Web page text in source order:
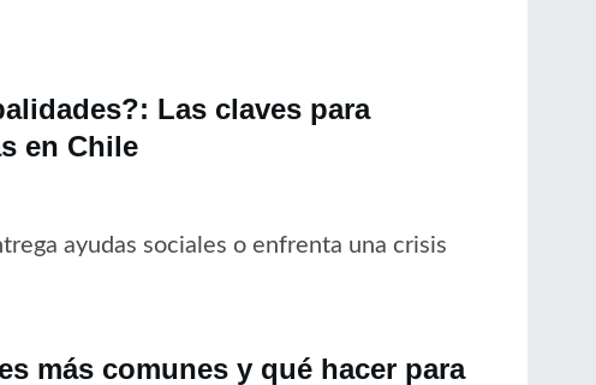
Las claves para
en Chile
ayudas sociales o enfrenta una crisis
más comunes y qué hacer para